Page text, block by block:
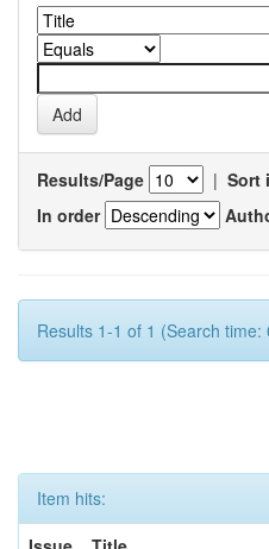
Results/Page | Sort
In order
Results 1-1 of 1 (Search time:
Item hits: